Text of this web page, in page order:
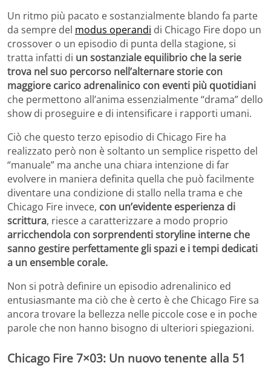
Un ritmo più pacato e sostanzialmente blando fa parte
da sempre del modus operandi di Chicago Fire dopo un
crossover o un episodio di punta della stagione, si
tratta infatti di un sostanziale equilibrio che la serie
trova nel suo percorso nell’alternare storie con
maggiore carico adrenalinico con eventi più quotidiani
che permettono all’anima essenzialmente “drama” dello
show di proseguire e di intensificare i rapporti umani.
Ciò che questo terzo episodio di Chicago Fire ha
realizzato però non è soltanto un semplice rispetto del
“manuale” ma anche una chiara intenzione di far
evolvere in maniera definita quella che può facilmente
diventare una condizione di stallo nella trama e che
Chicago Fire invece, con un’evidente esperienza di
scrittura, riesce a caratterizzare a modo proprio
arricchendola con sorprendenti storyline interne che
sanno gestire perfettamente gli spazi e i tempi dedicati
a un ensemble corale.
Non si potrà definire un episodio adrenalinico ed
entusiasmante ma ciò che è certo è che Chicago Fire sa
ancora trovare la bellezza nelle piccole cose e in poche
parole che non hanno bisogno di ulteriori spiegazioni.
Chicago Fire 7×03: Un nuovo tenente alla 51